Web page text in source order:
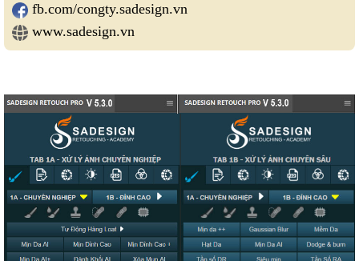
fb.com/congty.sadesign.vn
www.sadesign.vn